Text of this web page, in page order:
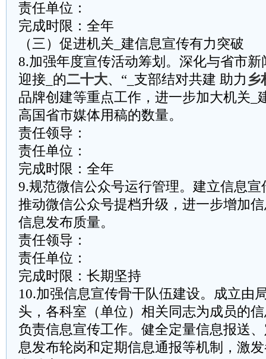
责任单位：
完成时限：全年
（三）促进机关_建信息宣传有力突破
8.加强年度宣传活动筹划。深化与省市
迎接_的二十大、“_支部结对共建 助力 乡
品牌创建等重点工作，进一步加大机关_
高国省市媒体用稿的数量。
责任领导：
责任单位：
完成时限：全年
9.规范微信公众号运行管理。建立信息
推动微信公众号提档升级，进一步增加
信息发布质量。
责任领导：
责任单位：
完成时限：长期坚持
10.加强信息宣传骨干队伍建设。成立由
头，各科室（单位）相关同志为成员的
负责信息宣传工作。健全定量信息报送
息发布轮岗和定期信息通报等机制，激